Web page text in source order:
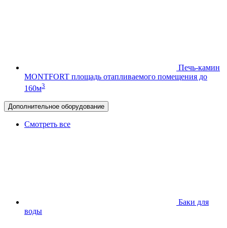
Печь-камин
MONTFORT площадь отапливаемого помещения до
160м3
Дополнительное оборудование
Смотреть все
Баки для
воды